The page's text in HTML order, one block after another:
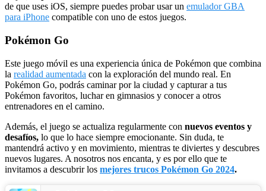
de que uses iOS, siempre puedes probar usar un emulador GBA
para iPhone compatible con uno de estos juegos.
Pokémon Go
Este juego móvil es una experiencia única de Pokémon que combina
la realidad aumentada con la exploración del mundo real. En
Pokémon Go, podrás caminar por la ciudad y capturar a tus
Pokémon favoritos, luchar en gimnasios y conocer a otros
entrenadores en el camino.
Además, el juego se actualiza regularmente con nuevos eventos y
desafíos, lo que lo hace siempre emocionante. Sin duda, te
mantendrá activo y en movimiento, mientras te diviertes y descubres
nuevos lugares. A nosotros nos encanta, y es por ello que te
invitamos a descubrir los mejores trucos Pokémon Go 2024.